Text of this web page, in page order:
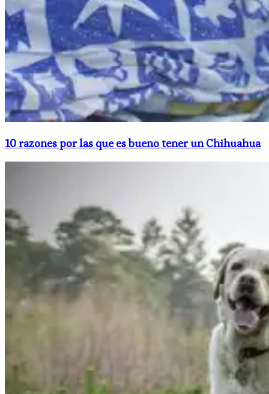
10 razones por las que es bueno tener un Chihuahua